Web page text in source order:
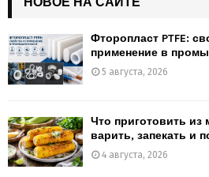
Фторопласт PTFE:
применение в
5 августа, 2026
Что приготовить из
варить, запекать и
4 августа, 2026